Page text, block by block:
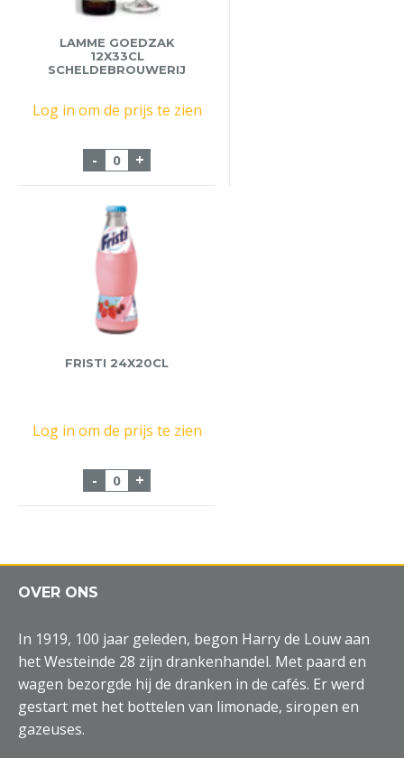
LAMME GOEDZAK
12X33CL
SCHELDEBROUWERIJ
Log in om de prijs te zien
- Lamme Goedzak 12x33cl
+
FRISTI 24X20CL
Log in om de prijs te zien
- Fristi 24x20cl aantal
+
OVER ONS
In 1919, 100 jaar geleden, begon Harry de Louw aan
het Westeinde 28 zijn drankenhandel. Met paard en
wagen bezorgde hij de dranken in de cafés. Er werd
gestart met het bottelen van limonade, siropen en
gazeuses.